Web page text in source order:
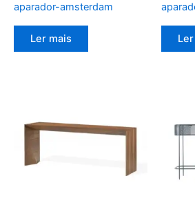
aparador-amsterdam
Ler mais